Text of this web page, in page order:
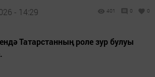
- 14:29 401 0 0
Татарстанның роле зур булуы